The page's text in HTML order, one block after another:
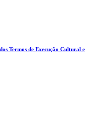
Termos de Execução Cultural e